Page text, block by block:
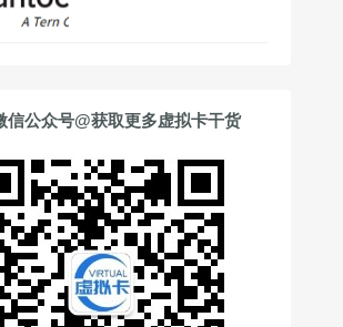
信公众号@获取更多虚拟卡干货